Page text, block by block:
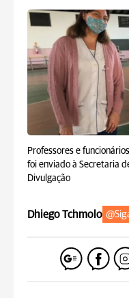
Professores e
foi enviado à Secretaria
Divulgação
Dhiego Tchmolo